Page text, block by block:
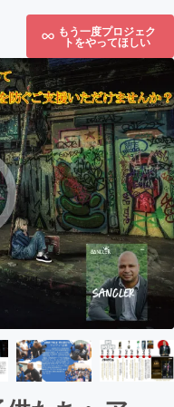
もう一度プロジェク
トをやってほしい